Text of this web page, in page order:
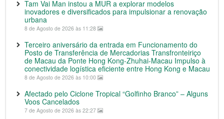
Tam Vai Man instou a MUR a explorar modelos
inovadores e diversificados para impulsionar a renovação
urbana
8 de Agosto de 2026 às 11:28
Terceiro aniversário da entrada em Funcionamento do
Posto de Transferência de Mercadorias Transfronteiriço
de Macau da Ponte Hong Kong-Zhuhai-Macau Impulso à
conectividade logística eficiente entre Hong Kong e Macau
8 de Agosto de 2026 às 10:00
Afectado pelo Ciclone Tropical “Golfinho Branco” – Alguns
Voos Cancelados
7 de Agosto de 2026 às 22:27